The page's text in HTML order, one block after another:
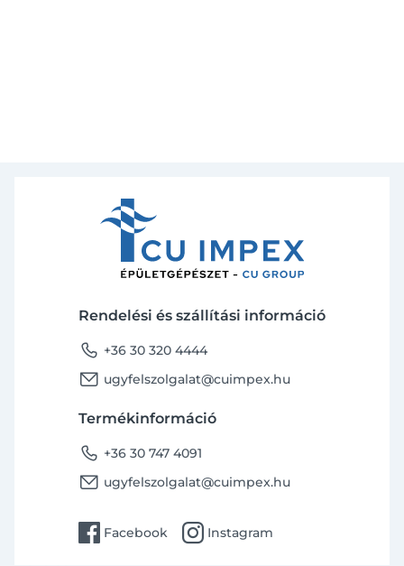
Rendelési és szállítási információ
phone +36 30 320 4444
email ugyfelszolgalat@cuimpex.hu
Termékinformáció
phone +36 30 747 4091
email ugyfelszolgalat@cuimpex.hu
facebook Facebook instagram Instagram